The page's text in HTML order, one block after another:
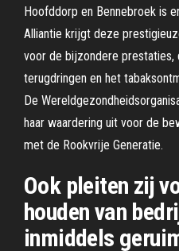
Hoofddorp en Bennebroek is
Alliantie krijgt deze
voor de bijzondere prestaties,
terugdringen en het
De
haar waardering uit voor de
met de Rookvrije Generatie.
Ook pleiten zij
houden van
inmiddels